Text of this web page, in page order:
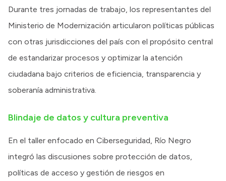
Durante tres jornadas de trabajo, los representantes del
Ministerio de Modernización articularon políticas públicas
con otras jurisdicciones del país con el propósito central
de estandarizar procesos y optimizar la atención
ciudadana bajo criterios de eficiencia, transparencia y
soberanía administrativa.
Blindaje de datos y cultura preventiva
En el taller enfocado en Ciberseguridad, Río Negro
integró las discusiones sobre protección de datos,
políticas de acceso y gestión de riesgos en